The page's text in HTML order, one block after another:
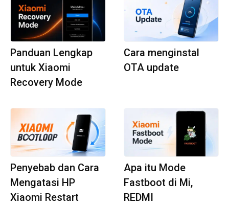
Panduan Lengkap
untuk Xiaomi
Recovery Mode
Cara menginstal
OTA update
Penyebab dan Cara
Mengatasi HP
Xiaomi Restart
Apa itu Mode
Fastboot di Mi,
REDMI